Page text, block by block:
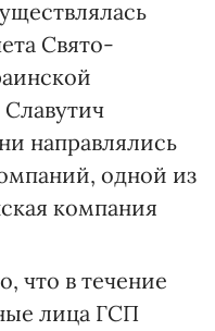
Свято-
направлялись
одной из
компания
что в течение
лица ГСП